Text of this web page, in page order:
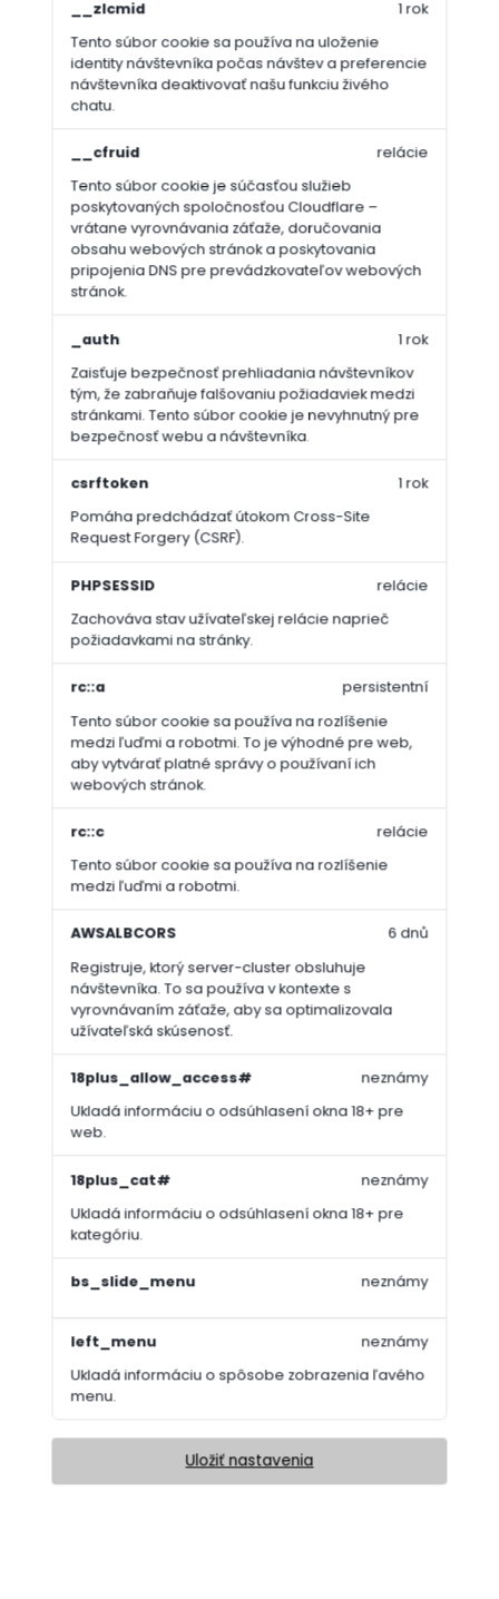
__zlcmid
Tento súbor cookie sa používa na uloženie
identity návštevníka počas návštev a preferencie
návštevníka deaktivovať našu funkciu živého
chatu.
1 rok
__cfruid
Tento súbor cookie je súčasťou služieb
poskytovaných spoločnosťou Cloudflare –
vrátane vyrovnávania záťaže, doručovania
obsahu webových stránok a poskytovania
pripojenia DNS pre prevádzkovateľov webových
stránok.
relácie
_auth
Zaisťuje bezpečnosť prehliadania návštevníkov
tým, že zabraňuje falšovaniu požiadaviek medzi
stránkami. Tento súbor cookie je nevyhnutný pre
bezpečnosť webu a návštevníka.
1 rok
csrftoken
Pomáha predchádzať útokom Cross-Site
Request Forgery (CSRF).
1 rok
PHPSESSID
Zachováva stav užívateľskej relácie naprieč
požiadavkami na stránky.
relácie
rc::a
Tento súbor cookie sa používa na rozlíšenie
medzi ľuďmi a robotmi. To je výhodné pre web,
aby vytvárať platné správy o používaní ich
webových stránok.
persistentní
rc::c
Tento súbor cookie sa používa na rozlíšenie
medzi ľuďmi a robotmi.
relácie
AWSALBCORS
Registruje, ktorý server-cluster obsluhuje
návštevníka. To sa používa v kontexte s
vyrovnávaním záťaže, aby sa optimalizovala
užívateľská skúsenosť.
6 dnů
18plus_allow_access#
Ukladá informáciu o odsúhlasení okna 18+ pre
web.
neznámy
18plus_cat#
Ukladá informáciu o odsúhlasení okna 18+ pre
kategóriu.
neznámy
bs_slide_menu neznámy
left_menu
Ukladá informáciu o spôsobe zobrazenia ľavého
menu.
neznámy
Uložiť nastavenia